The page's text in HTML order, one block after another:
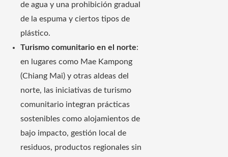
de agua y una prohibición gradual
de la espuma y ciertos tipos de
plástico.
Turismo comunitario en el norte:
en lugares como Mae Kampong
(Chiang Mai) y otras aldeas del
norte, las iniciativas de turismo
comunitario integran prácticas
sostenibles como alojamientos de
bajo impacto, gestión local de
residuos, productos regionales sin